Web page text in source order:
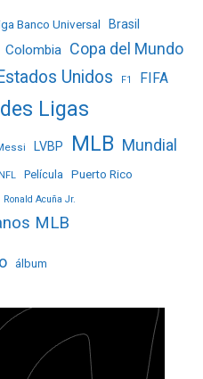
Banco Universal Brasil
Colombia Copa del Mundo
Unidos F1 FIFA
Ligas
LVBP MLB Mundial
NFL Película Puerto Rico
Ronald Acuña Jr.
MLB
álbum